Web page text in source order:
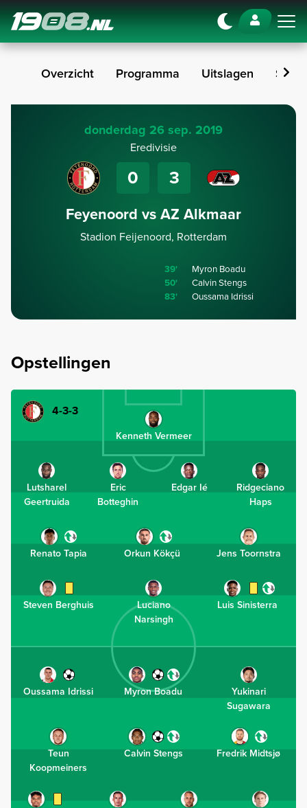
Navigation
Overzicht Programma Uitslagen Stand
donderdag 26 sep. 2019
Eredivisie
0 3
Feyenoord vs AZ Alkmaar
Stadion Feijenoord, Rotterdam
39'
Myron Boadu
50'
Calvin Stengs
83'
Oussama Idrissi
Opstellingen
4-3-3
Kenneth Vermeer
Lutsharel
Geertruida
Eric
Botteghin
Edgar Ié
Ridgeciano
Haps
Renato Tapia Orkun Kökçü Jens Toornstra
Steven Berghuis
Luciano
Narsingh
Luis Sinisterra
Fredrik Midtsjø
Calvin Stengs
Teun
Koopmeiners
Yukinari
Sugawara
Myron Boadu
Oussama Idrissi